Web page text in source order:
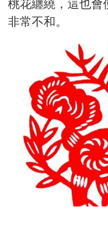
桃花纏繞，這也會
非常不和。